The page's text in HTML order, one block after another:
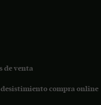
de venta
compra online